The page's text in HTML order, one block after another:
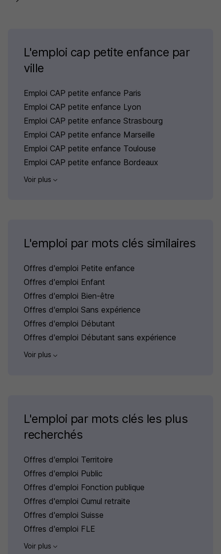
L'emploi cap petite enfance par
ville
Emploi CAP petite enfance Paris
Emploi CAP petite enfance Lyon
Emploi CAP petite enfance Strasbourg
Emploi CAP petite enfance Marseille
Emploi CAP petite enfance Toulouse
Emploi CAP petite enfance Bordeaux
Voir plus
L'emploi par mots clés similaires
Offres d'emploi Petite enfance
Offres d'emploi Enfant
Offres d'emploi Bien-être
Offres d'emploi Sans expérience
Offres d'emploi Débutant
Offres d'emploi Débutant sans expérience
Voir plus
L'emploi par mots clés les plus
recherchés
Offres d'emploi Territoire
Offres d'emploi Public
Offres d'emploi Fonction publique
Offres d'emploi Cumul retraite
Offres d'emploi Suisse
Offres d'emploi FLE
Voir plus